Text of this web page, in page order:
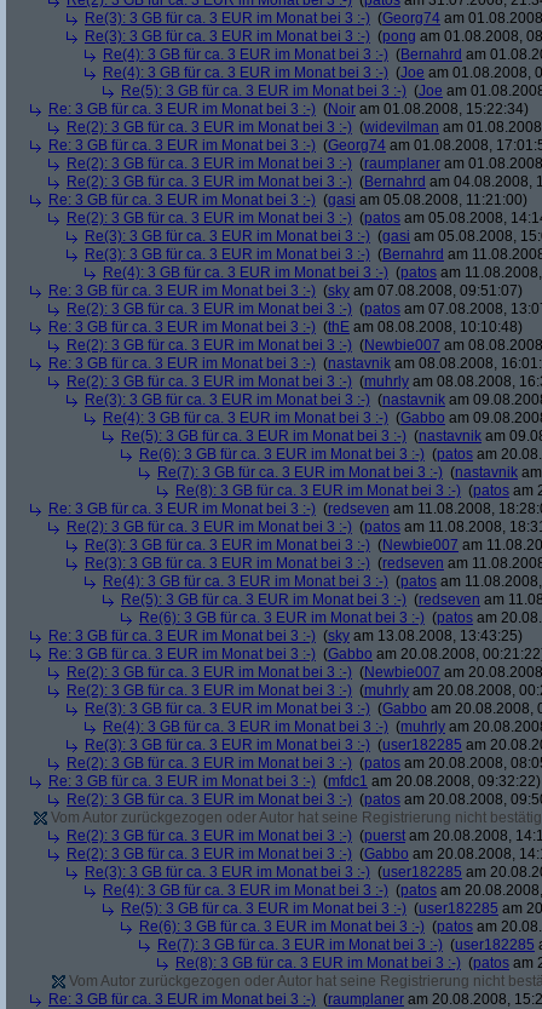
Re(3): 3 GB für ca. 3 EUR im Monat bei 3 :-) (Georg74 am
Re(3): 3 GB für ca. 3 EUR im Monat bei 3 :-) (pong am 01.08.2008,
Re(4): 3 GB für ca. 3 EUR im Monat bei 3 :-) (Bernahrd am
Re(4): 3 GB für ca. 3 EUR im Monat bei 3 :-) (Joe am 01.08.2008,
Re(5): 3 GB für ca. 3 EUR im Monat bei 3 :-) (Joe am
Re: 3 GB für ca. 3 EUR im Monat bei 3 :-) (Noir am 01.08.2008, 15:22:34)
Re(2): 3 GB für ca. 3 EUR im Monat bei 3 :-) (widevilman am
Re: 3 GB für ca. 3 EUR im Monat bei 3 :-) (Georg74 am 01.08.2008,
Re(2): 3 GB für ca. 3 EUR im Monat bei 3 :-) (raumplaner am
Re(2): 3 GB für ca. 3 EUR im Monat bei 3 :-) (Bernahrd am 04.08.2008,
Re: 3 GB für ca. 3 EUR im Monat bei 3 :-) (gasi am 05.08.2008, 11:21:00)
Re(2): 3 GB für ca. 3 EUR im Monat bei 3 :-) (patos am 05.08.2008,
Re(3): 3 GB für ca. 3 EUR im Monat bei 3 :-) (gasi am 05.08.2008,
Re(3): 3 GB für ca. 3 EUR im Monat bei 3 :-) (Bernahrd am
Re(4): 3 GB für ca. 3 EUR im Monat bei 3 :-) (patos am
Re: 3 GB für ca. 3 EUR im Monat bei 3 :-) (sky am 07.08.2008, 09:51:07)
Re(2): 3 GB für ca. 3 EUR im Monat bei 3 :-) (patos am 07.08.2008,
Re: 3 GB für ca. 3 EUR im Monat bei 3 :-) (thE am 08.08.2008, 10:10:48)
Re(2): 3 GB für ca. 3 EUR im Monat bei 3 :-) (Newbie007 am
Re: 3 GB für ca. 3 EUR im Monat bei 3 :-) (nastavnik am 08.08.2008,
Re(2): 3 GB für ca. 3 EUR im Monat bei 3 :-) (muhrly am 08.08.2008,
Re(3): 3 GB für ca. 3 EUR im Monat bei 3 :-) (nastavnik am
Re(4): 3 GB für ca. 3 EUR im Monat bei 3 :-) (Gabbo am
Re(5): 3 GB für ca. 3 EUR im Monat bei 3 :-) (nastavnik am
Re(6): 3 GB für ca. 3 EUR im Monat bei 3 :-) (patos am
Re(7): 3 GB für ca. 3 EUR im Monat bei 3 :-) (nastavnik
Re(8): 3 GB für ca. 3 EUR im Monat bei 3 :-) (patos am
Re: 3 GB für ca. 3 EUR im Monat bei 3 :-) (redseven am 11.08.2008,
Re(2): 3 GB für ca. 3 EUR im Monat bei 3 :-) (patos am 11.08.2008,
Re(3): 3 GB für ca. 3 EUR im Monat bei 3 :-) (Newbie007 am
Re(3): 3 GB für ca. 3 EUR im Monat bei 3 :-) (redseven am
Re(4): 3 GB für ca. 3 EUR im Monat bei 3 :-) (patos am
Re(5): 3 GB für ca. 3 EUR im Monat bei 3 :-) (redseven am
Re(6): 3 GB für ca. 3 EUR im Monat bei 3 :-) (patos am
Re: 3 GB für ca. 3 EUR im Monat bei 3 :-) (sky am 13.08.2008, 13:43:25)
Re: 3 GB für ca. 3 EUR im Monat bei 3 :-) (Gabbo am 20.08.2008,
Re(2): 3 GB für ca. 3 EUR im Monat bei 3 :-) (Newbie007 am
Re(2): 3 GB für ca. 3 EUR im Monat bei 3 :-) (muhrly am 20.08.2008,
Re(3): 3 GB für ca. 3 EUR im Monat bei 3 :-) (Gabbo am 20.08.2008,
Re(4): 3 GB für ca. 3 EUR im Monat bei 3 :-) (muhrly am
Re(3): 3 GB für ca. 3 EUR im Monat bei 3 :-) (user182285 am
Re(2): 3 GB für ca. 3 EUR im Monat bei 3 :-) (patos am 20.08.2008,
Re: 3 GB für ca. 3 EUR im Monat bei 3 :-) (mfdc1 am 20.08.2008, 09:32:22)
Re(2): 3 GB für ca. 3 EUR im Monat bei 3 :-) (patos am 20.08.2008,
Vom Autor zurückgezogen oder Autor hat seine Registrierung nicht
Re(2): 3 GB für ca. 3 EUR im Monat bei 3 :-) (puerst am 20.08.2008,
Re(2): 3 GB für ca. 3 EUR im Monat bei 3 :-) (Gabbo am 20.08.2008,
Re(3): 3 GB für ca. 3 EUR im Monat bei 3 :-) (user182285 am
Re(4): 3 GB für ca. 3 EUR im Monat bei 3 :-) (patos am
Re(5): 3 GB für ca. 3 EUR im Monat bei 3 :-) (user182285 am
Re(6): 3 GB für ca. 3 EUR im Monat bei 3 :-) (patos am
Re(7): 3 GB für ca. 3 EUR im Monat bei 3 :-) (user182285
Re(8): 3 GB für ca. 3 EUR im Monat bei 3 :-) (patos am
Vom Autor zurückgezogen oder Autor hat seine Registrierung nicht
Re: 3 GB für ca. 3 EUR im Monat bei 3 :-) (raumplaner am 20.08.2008,